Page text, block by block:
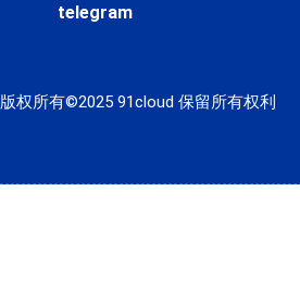
telegram
版权所有©2025 91cloud 保留所有权利